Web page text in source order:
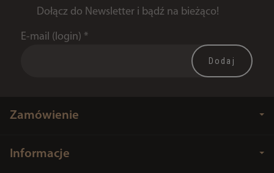
Dołącz do Newsletter i bądź na bieżąco!
E-mail (login) *
Zamówienie
Informacje